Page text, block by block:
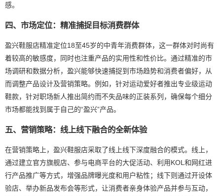
感。
四、市场定位：精准捕捉目标消费群体
盈兴鞋服店精准定位18至45岁的中青年消费群体，这一群体对时尚有
着较高的敏感度，同时也注重产品的实用性和性价比。通过精准的市
场调研和数据分析，盈兴能够快速捕捉到市场趋势和消费者偏好，从
而调整产品设计及营销策略。例如，针对运动爱好者推出专业级运动
鞋款，针对职场新人推出简约而不失品味的正装系列，确保每个细分
市场都能找到属于自己的“盈兴”产品。
五、营销策略：线上线下融合的全新体验
在营销策略上，盈兴鞋服店采取了线上线下深度融合的模式。线上，
通过建立官方旗舰店、参与电商平台的大促活动、利用KOL和网红进
行产品推广等方式，增强品牌曝光度和用户粘性；线下则通过开设体
验店、举办新品发布会等形式，让消费者亲身体验产品并参与互动，